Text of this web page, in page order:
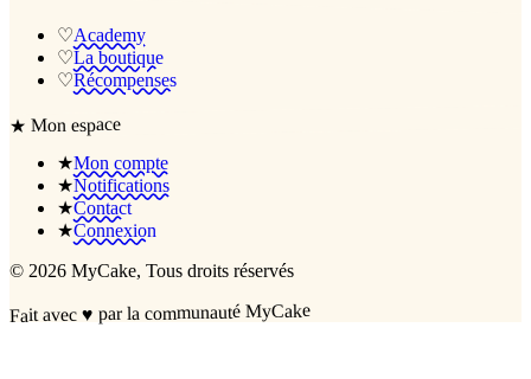
♡Academy
♡La boutique
♡Récompenses
★Mon espace
★Mon compte
★Notifications
★Contact
★Connexion
© 2026 MyCake, Tous droits réservés
Fait avec♥ par la communauté MyCake